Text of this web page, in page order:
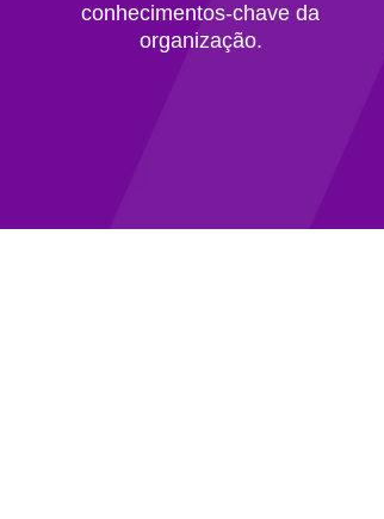
conhecimentos-chave da
organização.